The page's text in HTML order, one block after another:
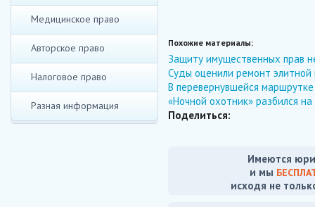
Медицинское право
Авторское право
Налоговое право
Разная информация
Похожие материалы:
Защиту имущественных прав
Суды оценили ремонт
В перевернувшейся
«Ночной охотник» разбился
Поделиться:
Имеются
и мы
исходя не